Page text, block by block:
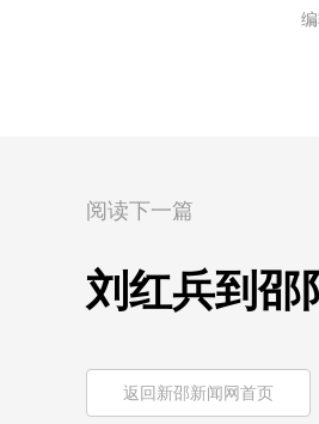
阅读下一篇
刘红兵到邵
返回新邵新闻网首页